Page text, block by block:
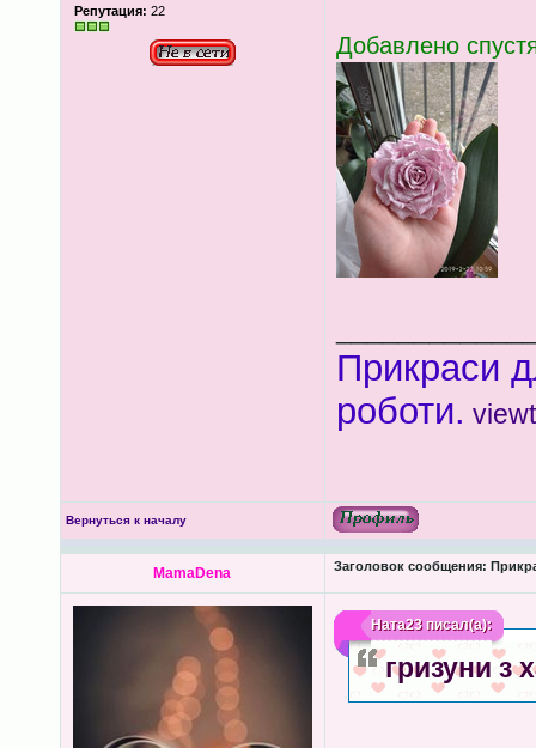
Репутация: 22
Добавлено
Прикраси
роботи.
Вернуться к началу
MamaDena Заголовок сообщения:
Ната23писал(а):
гризуни з